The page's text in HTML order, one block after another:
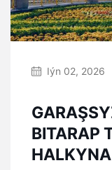
Iýn 02, 2026
BITARAP
HALKYNA